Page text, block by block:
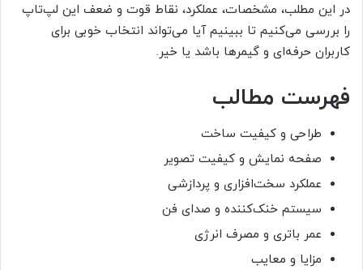
در این مطلب، مشخصات، عملکرد، نقاط قوت و ضعف این لپ‌تاپ
را بررسی می‌کنیم تا ببینیم آیا می‌تواند انتخاب خوبی برای
کاربران حرفه‌ای و گیمرها باشد یا خیر.
فهرست مطالب
طراحی و کیفیت ساخت
صفحه نمایش و کیفیت تصویر
عملکرد سخت‌افزاری و پردازشی
سیستم خنک‌کننده و صدای فن
عمر باتری و مصرف انرژی
مزایا و معایب